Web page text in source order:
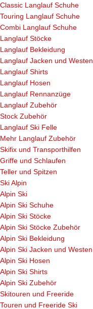
Classic Langlauf Schuhe
Touring Langlauf Schuhe
Combi Langlauf Schuhe
Langlauf Stöcke
Langlauf Bekleidung
Langlauf Jacken und Westen
Langlauf Shirts
Langlauf Hosen
Langlauf Rennanzüge
Langlauf Zubehör
Stock Zubehör
Langlauf Ski Felle
Mehr Langlauf Zubehör
Skifix und Transporthilfen
Griffe und Schlaufen
Teller und Spitzen
Ski Alpin
Alpin Ski
Alpin Ski Schuhe
Alpin Ski Stöcke
Alpin Ski Stöcke Zubehör
Alpin Ski Bekleidung
Alpin Ski Jacken und Westen
Alpin Ski Hosen
Alpin Ski Shirts
Alpin Ski Zubehör
Skitouren und Freeride
Touren und Freeride Ski